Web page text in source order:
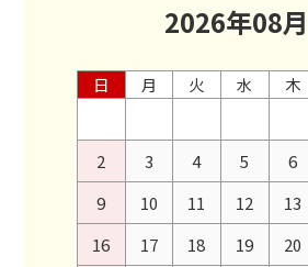
2026年08月
日 月 火 水 木
2
3 4 5 6
9
10 11 12 13
16
17 18 19 20